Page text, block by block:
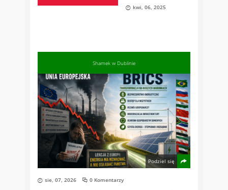
kwi, 06, 2025
Shamek w Dublinie
Podziel się
sie, 07, 2026 0 Komentarzy